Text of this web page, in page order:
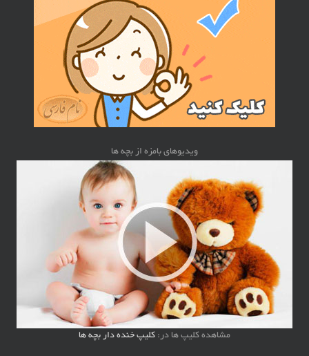
ویدیوهای بامزه از بچه ها
مشاهده کلیپ ها در: کلیپ خنده دار بچه ها